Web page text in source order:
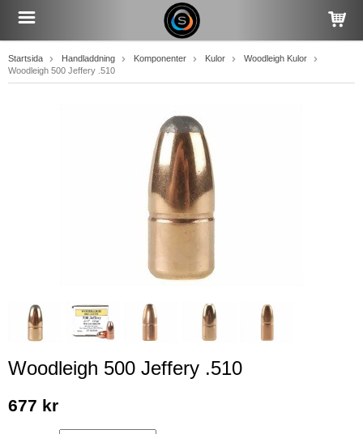
Startsida Handladdning Komponenter Kulor
Woodleigh Kulor
Woodleigh 500 Jeffery .510
Woodleigh 500 Jeffery .510
677 kr